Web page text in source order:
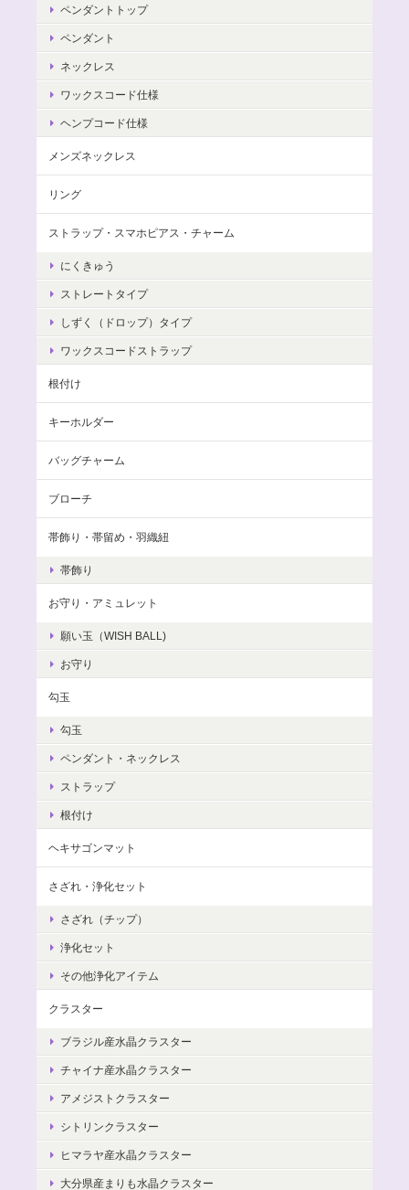
ペンダントトップ
ペンダント
ネックレス
ワックスコード仕様
ヘンプコード仕様
メンズネックレス
リング
ストラップ・スマホピアス・チャーム
にくきゅう
ストレートタイプ
しずく（ドロップ）タイプ
ワックスコードストラップ
根付け
キーホルダー
バッグチャーム
ブローチ
帯飾り・帯留め・羽織紐
帯飾り
お守り・アミュレット
願い玉（WISH BALL)
お守り
勾玉
勾玉
ペンダント・ネックレス
ストラップ
根付け
ヘキサゴンマット
さざれ・浄化セット
さざれ（チップ）
浄化セット
その他浄化アイテム
クラスター
ブラジル産水晶クラスター
チャイナ産水晶クラスター
アメジストクラスター
シトリンクラスター
ヒマラヤ産水晶クラスター
大分県産まりも水晶クラスター